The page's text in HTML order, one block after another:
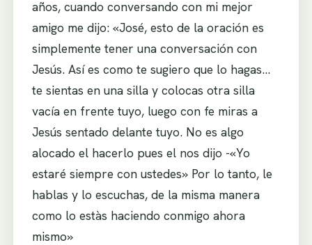
años, cuando conversando con mi mejor
amigo me dijo: «José, esto de la oración es
simplemente tener una conversación con
Jesús. Así es como te sugiero que lo hagas…
te sientas en una silla y colocas otra silla
vacía en frente tuyo, luego con fe miras a
Jesús sentado delante tuyo. No es algo
alocado el hacerlo pues el nos dijo -«Yo
estaré siempre con ustedes» Por lo tanto, le
hablas y lo escuchas, de la misma manera
como lo estàs haciendo conmigo ahora
mismo»